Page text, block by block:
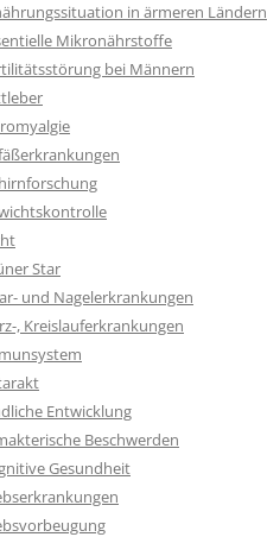
in ärmeren Ländern
Mikronährstoffe
bei Männern
Star
und Nagelerkrankungen
, Kreislauferkrankungen
Entwicklung
Beschwerden
Gesundheit